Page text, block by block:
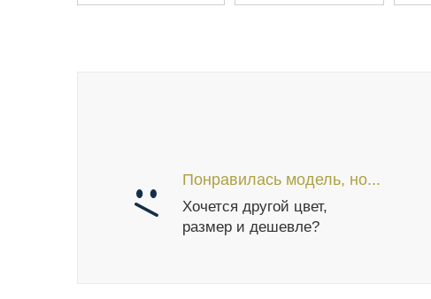
Понравилась модель, но...
Хочется другой цвет,
размер и дешевле?